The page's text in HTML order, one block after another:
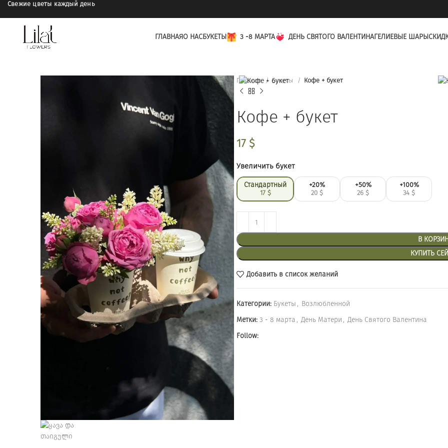
Свежие цветы каждый день
ГЛАВНАЯО НАСБУКЕТЫ 3 -8 МАРТА ДЕНЬ СВЯТОГО ВАЛЕНТИНАГЕЛИЕВЫЕ ШАРЫ
Главная Букеты Кофе + букет
Кофе + букет
17 $
Увеличить букет
Стандартный
17 $
+20%
20$
+50%
26$
+100%
34$
В
КУПИТЬ
Добавить в список желаний
Категории: Букеты , Возлюбленной
Метки: 3 - 8 марта , День Матери , День Святого Валентина
Follow: